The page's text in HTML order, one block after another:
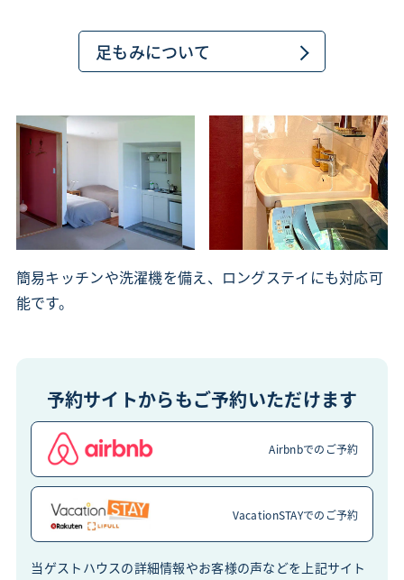
足もみについて
簡易キッチンや洗濯機を備え、ロングステイにも対応可
能です。
予約サイトからもご予約いただけます
Airbnbでのご予約
VacationSTAYでのご予約
当ゲストハウスの詳細情報やお客様の声などを上記サイト